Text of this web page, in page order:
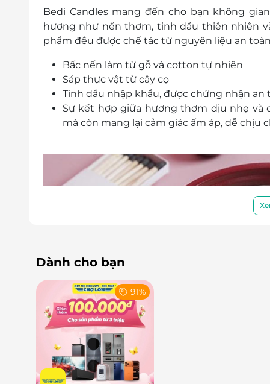
Bedi Candles mang đến cho bạn không
hương như nến thơm, tinh dầu thiên nhiên
phẩm đều được chế tác từ nguyên liệu an
Bấc nến làm từ gỗ và cotton tự nhiên
Sáp thực vật từ cây cọ
Tinh dầu nhập khẩu, được chứng nhận an
Sự kết hợp giữa hương thơm dịu nhẹ
mà còn mang lại cảm giác ấm áp, dễ chịu
Dành cho bạn
91%